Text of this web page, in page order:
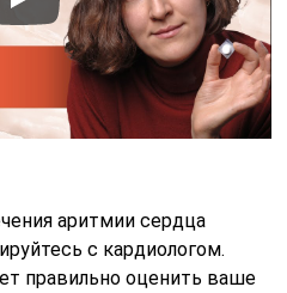
аритмии сердца
с кардиологом.
правильно оценить ваше